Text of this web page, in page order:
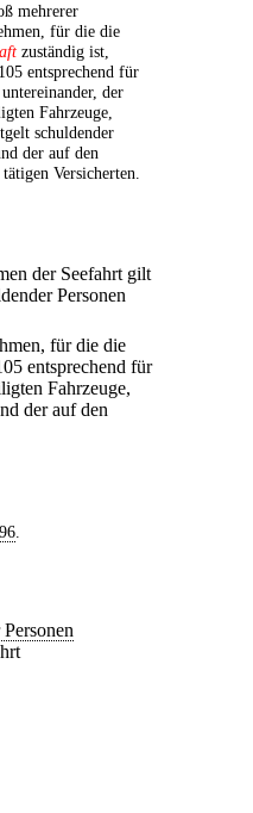
mehrerer
für die die
zuständig ist,
entsprechend für
der
Fahrzeuge,
schuldender
der auf den
Versicherten.
der Seefahrt gilt
Personen
für die die
entsprechend für
Fahrzeuge,
der auf den
.